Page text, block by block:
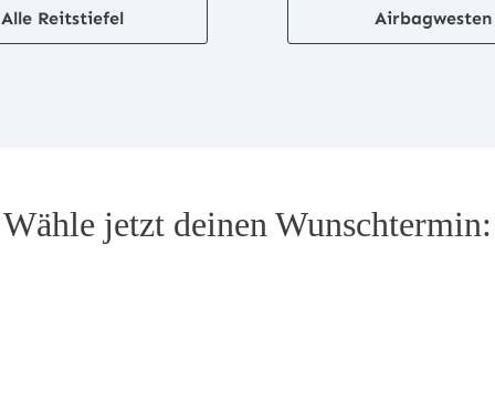
Alle Reitstiefel Airbagwesten
Wähle jetzt deinen Wunschtermin: